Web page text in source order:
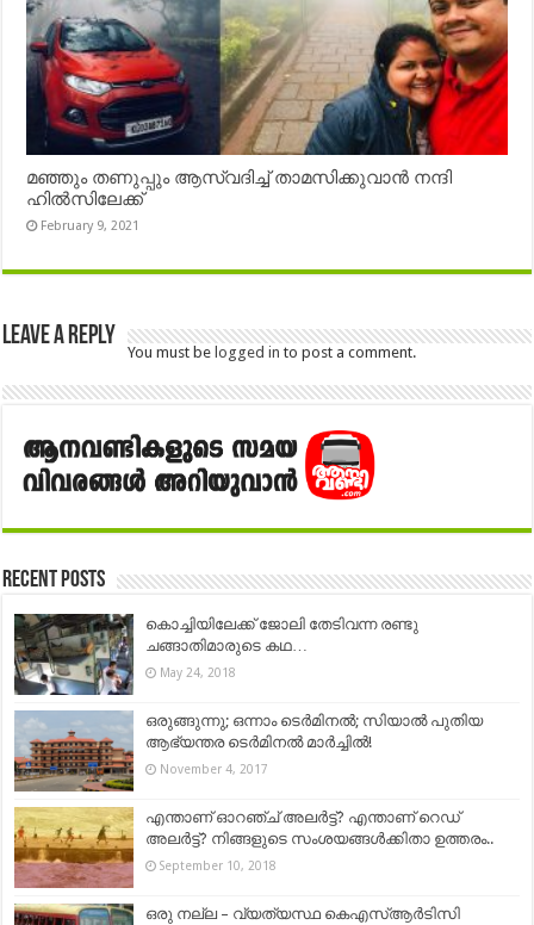
മഞ്ഞും തണുപ്പും ആസ്വദിച്ച് താമസിക്കുവാൻ നന്ദി
ഹിൽസിലേക്ക്
February 9, 2021
Leave a Reply
You must be logged in to post a comment.
Recent Posts
കൊച്ചിയിലേക്ക് ജോലി തേടിവന്ന രണ്ടു
ചങ്ങാതിമാരുടെ കഥ…
May 24, 2018
ഒരുങ്ങുന്നു; ഒന്നാം ടെര്‍മിനല്‍; സിയാല്‍ പുതിയ
ആഭ്യന്തര ടെര്‍മിനല്‍ മാര്‍ച്ചില്‍!
November 4, 2017
എന്താണ് ഓറഞ്ച് അലർട്ട്? എന്താണ് റെഡ്
അലർട്ട്? നിങ്ങളുടെ സംശയങ്ങൾക്കിതാ ഉത്തരം..
September 10, 2018
ഒരു നല്ല – വ്യത്യസ്ഥ കെഎസ്ആർടിസി